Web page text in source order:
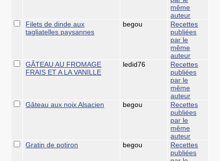
même
auteur
Filets de dinde aux
tagliatelles paysannes
begou
Recettes
publiées
par le
même
auteur
GÂTEAU AU FROMAGE
FRAIS ET A LA VANILLE
ledid76
Recettes
publiées
par le
même
auteur
Gâteau aux noix Alsacien
begou
Recettes
publiées
par le
même
auteur
Gratin de potiron
begou
Recettes
publiées